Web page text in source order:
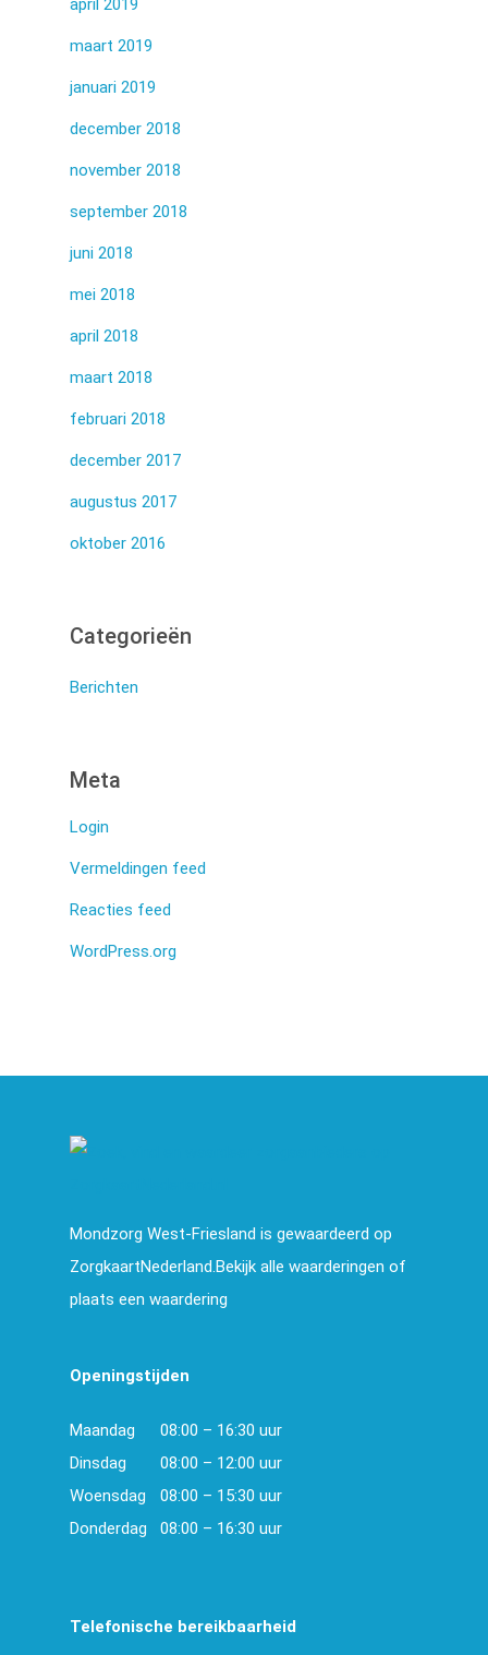
april 2019
maart 2019
januari 2019
december 2018
november 2018
september 2018
juni 2018
mei 2018
april 2018
maart 2018
februari 2018
december 2017
augustus 2017
oktober 2016
Categorieën
Berichten
Meta
Login
Vermeldingen feed
Reacties feed
WordPress.org
Mondzorg West-Friesland is gewaardeerd op
ZorgkaartNederland.Bekijk alle waarderingen of
plaats een waardering
Openingstijden
Maandag
08:00 – 16:30 uur
Dinsdag
08:00 – 12:00 uur
Woensdag
08:00 – 15:30 uur
Donderdag
08:00 – 16:30 uur
Telefonische bereikbaarheid